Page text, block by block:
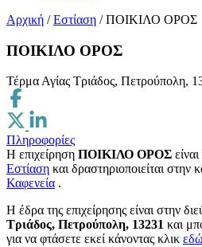
Αρχική / Εστίαση / ΠΟΙΚΙΛΟ ΟΡΟΣ
ΠΟΙΚΙΛΟ ΟΡΟΣ
Τέρμα Αγίας Τριάδος, Πετρούπολη,
Πληροφορίες
Η επιχείρηση ΠΟΙΚΙΛΟ ΟΡΟΣ
Εστίαση και δραστηριοποιείται στην
Καφενεία .
H έδρα της επιχείρησης είναι στην
Τριάδος, Πετρούπολη, 13231 και
για να φτάσετε εκεί κάνοντας κλικ εδώ